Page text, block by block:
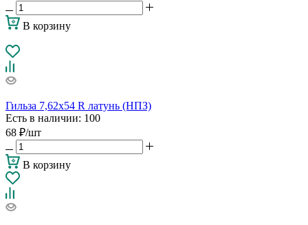
В корзину
Гильза 7,62х54 R латунь (НПЗ)
Есть в наличии: 100
68 ₽/шт
В корзину